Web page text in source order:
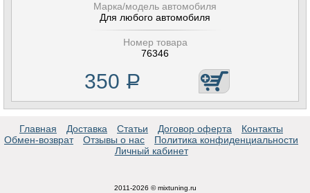
Марка/модель автомобиля
Для любого автомобиля
Номер товара
76346
350 Р
Главная Доставка Статьи Договор оферта
Контакты
Обмен-возврат
Отзывы о нас
Политика конфиденциальности
Личный кабинет
2011-2026 © mixtuning.ru